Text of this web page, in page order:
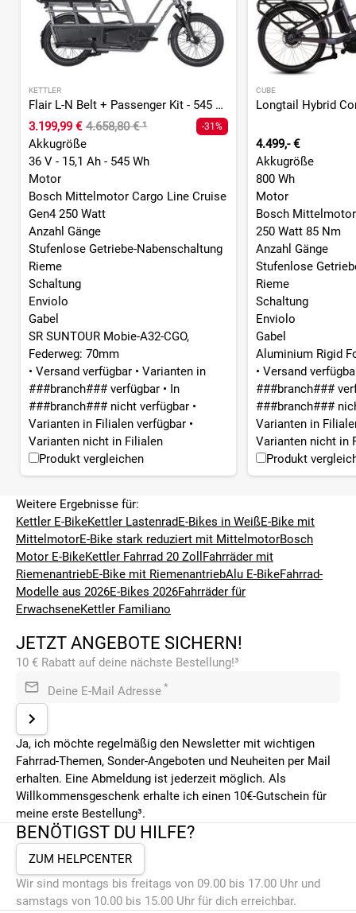
KETTLER
Flair L-N Belt + Passenger Kit - 545 Wh - 20 Zoll - Longtail - 2026
3.199,99 € 4.658,80 €¹ -31%
Akkugröße
36 V - 15,1 Ah - 545 Wh
Motor
Bosch Mittelmotor Cargo Line Cruise
Gen4 250 Watt
Anzahl Gänge
Stufenlose Getriebe-Nabenschaltung
Rieme
Schaltung
Enviolo
Gabel
SR SUNTOUR Mobie-A32-CGO,
Federweg: 70mm
• Versand verfügbar • Varianten in
###branch### verfügbar • In
###branch### nicht verfügbar •
Varianten in Filialen verfügbar •
Varianten nicht in Filialen
Produkt vergleichen
CUBE
4.499,- €
Akkugröße
800 Wh
Motor
Bosch
250 Watt 85 Nm
Anzahl Gänge
Stufenlose
Rieme
Schaltung
Enviolo
Gabel
Aluminium Rigid
• Versand
###branch###
###branch###
Varianten in
Varianten nicht in
Produkt
Weitere Ergebnisse für:
Kettler E-BikeKettler LastenradE-Bikes in WeißE-Bike mit
MittelmotorE-Bike stark reduziert mit MittelmotorBosch
Motor E-BikeKettler Fahrrad 20 Zoll Fahrräder mit
RiemenantriebE-Bike mit RiemenantriebAlu E-BikeFahrrad-
Modelle aus 2026E-Bikes 2026Fahrräder für
ErwachseneKettler Familiano
JETZT ANGEBOTE SICHERN!
10 € Rabatt auf deine nächste Bestellung!³
Deine E-Mail Adresse *
Ja, ich möchte regelmäßig den Newsletter mit wichtigen
Fahrrad-Themen, Sonder-Angeboten und Neuheiten per Mail
erhalten. Eine Abmeldung ist jederzeit möglich. Als
Willkommensgeschenk erhalte ich einen 10€-Gutschein für
meine erste Bestellung³.
BENÖTIGST DU HILFE?
ZUM HELPCENTER
Wir sind montags bis freitags von 09.00 bis 17.00 Uhr und
samstags von 10.00 bis 15.00 Uhr für dich erreichbar.